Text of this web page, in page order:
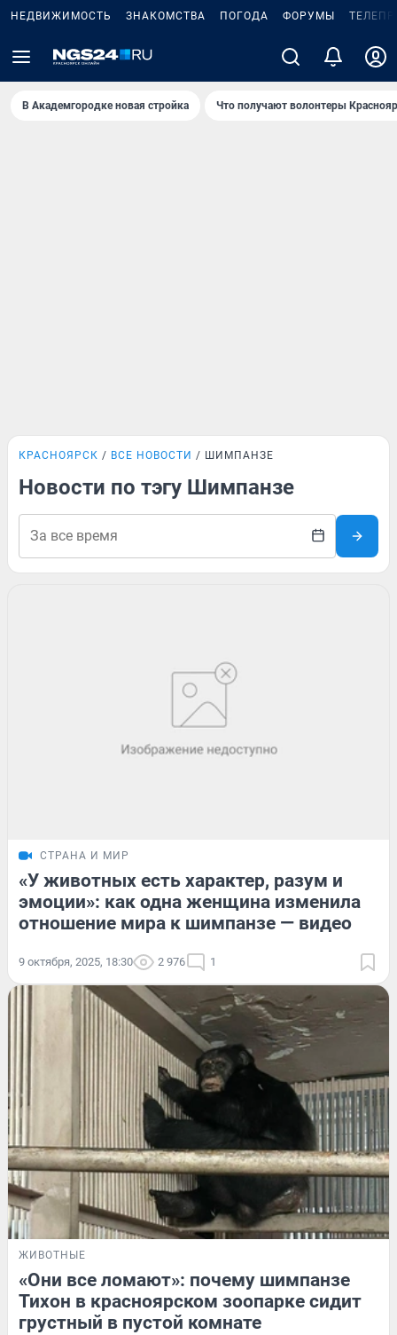
НЕДВИЖИМОСТЬ ЗНАКОМСТВА ПОГОДА ФОРУМЫ
В Академгородке новая стройка Что получают волонтеры
КРАСНОЯРСК ВСЕ НОВОСТИ ШИМПАНЗЕ
Новости по тэгу Шимпанзе
СТРАНА И МИР
«У животных есть характер, разум и
эмоции»: как одна женщина изменила
отношение мира к шимпанзе — видео
9 октября, 2025, 18:30 2 976 1
ЖИВОТНЫЕ
«Они все ломают»: почему шимпанзе
Тихон в красноярском зоопарке сидит
грустный в пустой комнате